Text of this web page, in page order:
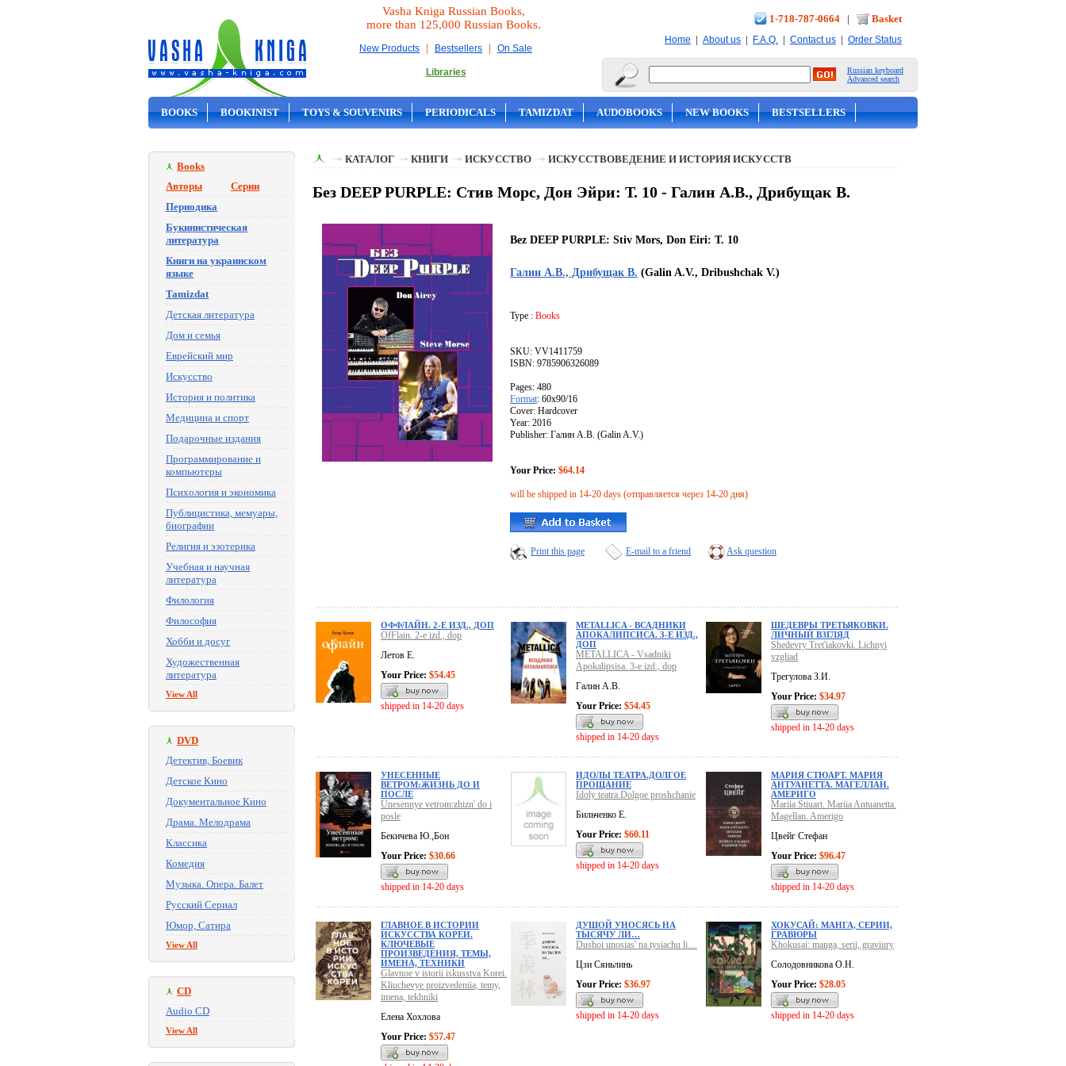
Vasha Kniga Russian Books,
more than 125,000 Russian Books.
New Products | Bestsellers | On Sale
Libraries
1-718-787-0664 | Basket
Home | About us | F.A.Q. | Contact us | Order Status
Russian keyboard
Advanced search
BOOKS BOOKINIST TOYS & SOUVENIRS PERIODICALS TAMIZDAT AUDOBOOKS NEW BOOKS BESTSELLERS
Books
Авторы
Серии
Периодика
Букинистическая
литература
Книги на украинском
языке
Tamizdat
Детская литература
Дом и семья
Еврейский мир
Искусство
История и политика
Медицина и спорт
Подарочные издания
Программирование и
компьютеры
Психология и экономика
Публицистика, мемуары,
биографии
Религия и эзотерика
Учебная и научная
литература
Филология
Философия
Хобби и досуг
Художественная
литература
View All
DVD
Детектив, Боевик
Детское Кино
Документальное Кино
Драма. Мелодрама
Классика
Комедия
Музыка. Опера. Балет
Русский Сериал
Юмор, Сатира
View All
CD
Audio CD
View All
КАТАЛОГ КНИГИ ИСКУССТВО ИСКУССТВОВЕДЕНИЕ И ИСТОРИЯ ИСКУССТВ
Без DEEP PURPLE: Стив Морс, Дон Эйри: Т. 10 - Галин А.В., Дрибущак В.
Bez DEEP PURPLE: Stiv Mors, Don Eiri: T. 10
Галин А.В., Дрибущак В. (Galin A.V., Dribushchak V.)
Type : Books
SKU: VV1411759
ISBN: 9785906326089
Pages: 480
Format: 60x90/16
Cover: Hardcover
Year: 2016
Publisher: Галин А.В. (Galin A.V.)
Your Price: $64.14
will be shipped in 14-20 days (отправляется через 14-20 дня)
Print this page E-mail to a friend Ask question
ОФФЛАЙН. 2-Е ИЗД., ДОП
OfFlain. 2-e izd., dop
Летов Е.
Your Price: $54.45
shipped in 14-20 days
METALLICA - ВСАДНИКИ
АПОКАЛИПСИСА. 3-Е ИЗД.,
ДОП
METALLICA - Vsadniki
Apokalipsisa. 3-e izd., dop
Галин А.В.
Your Price: $54.45
shipped in 14-20 days
ШЕДЕВРЫ ТРЕТЬЯКОВКИ.
ЛИЧНЫЙ ВЗГЛЯД
Shedevry Tret'iakovki. Lichnyi
vzgliad
Трегулова З.И.
Your Price: $34.97
shipped in 14-20 days
УНЕСЕННЫЕ
ВЕТРОМ:ЖИЗНЬ ДО И
ПОСЛЕ
Unesennye vetrom:zhizn' do i
posle
Бекичева Ю.,Бон
Your Price: $30.66
shipped in 14-20 days
ИДОЛЫ ТЕАТРА.ДОЛГОЕ
ПРОЩАНИЕ
Idoly teatra.Dolgoe proshchanie
Бильченко Е.
Your Price: $60.11
shipped in 14-20 days
МАРИЯ СТЮАРТ. МАРИЯ
АНТУАНЕТТА. МАГЕЛЛАН.
АМЕРИГО
Mariia Stiuart. Mariia Antuanetta.
Magellan. Amerigo
Цвейг Стефан
Your Price: $96.47
shipped in 14-20 days
ГЛАВНОЕ В ИСТОРИИ
ИСКУССТВА КОРЕИ.
КЛЮЧЕВЫЕ
ПРОИЗВЕДЕНИЯ, ТЕМЫ,
ИМЕНА, ТЕХНИКИ
Glavnoe v istorii iskusstva Korei.
Kliuchevye proizvedeniia, temy,
imena, tekhniki
Елена Хохлова
Your Price: $57.47
ДУШОЙ УНОСЯСЬ НА
ТЫСЯЧУ ЛИ…
Dushoi unosias' na tysiachu li…
Цзи Сяньлинь
Your Price: $36.97
shipped in 14-20 days
ХОКУСАЙ: МАНГА, СЕРИИ,
ГРАВЮРЫ
Khokusai: manga, serii, graviury
Солодовникова О.Н.
Your Price: $28.05
shipped in 14-20 days